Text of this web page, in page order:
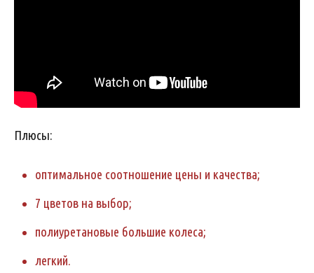
Плюсы:
оптимальное соотношение цены и качества;
7 цветов на выбор;
полиуретановые большие колеса;
легкий.